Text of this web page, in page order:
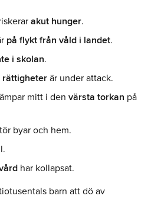
akut hunger.
på flykt från våld i landet.
i skolan.
rättigheter är under attack.
mitt i den värsta torkan på
byar och hem.
har kollapsat.
barn att dö av